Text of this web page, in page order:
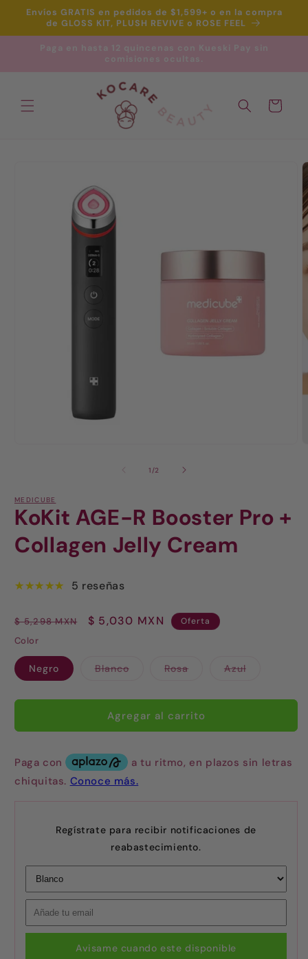
directamente
al contenido
Envíos GRATIS en pedidos de $1,599+ o en la compra
de GLOSS KIT, PLUSH REVIVE o ROSE FEEL
Paga en hasta 12 quincenas con Kueski Pay sin
comisiones ocultas.
Carrito
del producto
1 /de2
MEDICUBE
KoKit AGE-R Booster Pro +
Collagen Jelly Cream
5 reseñas
Precio
habitual
$ 5,298 MXN
Precio
$ 5,030 MXN Oferta
Color
Negro BlancoVariante
no
RosaVariante
no
AzulVariante
no
disponible
Agregar al carrito
Regístrate para recibir notificaciones de
reabastecimiento.
Avisame cuando este disponible